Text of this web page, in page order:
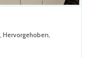
, Hervorgehoben,